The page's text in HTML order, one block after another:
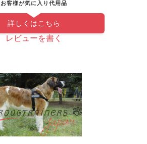
お客様が気に入り代用品
詳しくはこちら
レビューを書く